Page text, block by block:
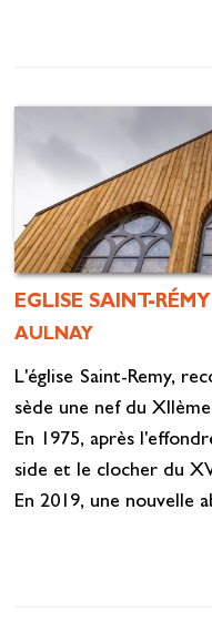
EGLISE SAINT-
AULNAY
L'église Saint-Remy,
sède une nef du
En 1975, après
side et le clocher du
En 2019, une nouvelle